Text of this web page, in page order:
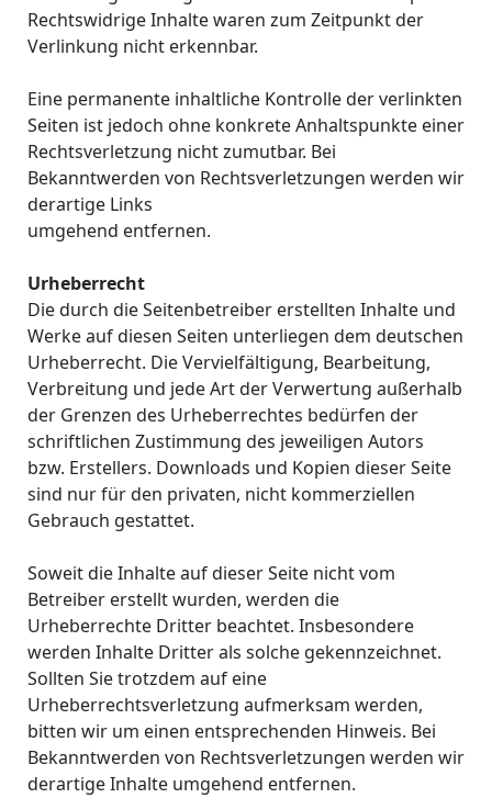
Rechtswidrige Inhalte waren zum Zeitpunkt der
Verlinkung nicht erkennbar.
Eine permanente inhaltliche Kontrolle der verlinkten
Seiten ist jedoch ohne konkrete Anhaltspunkte einer
Rechtsverletzung nicht zumutbar. Bei
Bekanntwerden von Rechtsverletzungen werden wir
derartige Links
umgehend entfernen.
Urheberrecht
Die durch die Seitenbetreiber erstellten Inhalte und
Werke auf diesen Seiten unterliegen dem deutschen
Urheberrecht. Die Vervielfältigung, Bearbeitung,
Verbreitung und jede Art der Verwertung außerhalb
der Grenzen des Urheberrechtes bedürfen der
schriftlichen Zustimmung des jeweiligen Autors
bzw. Erstellers. Downloads und Kopien dieser Seite
sind nur für den privaten, nicht kommerziellen
Gebrauch gestattet.
Soweit die Inhalte auf dieser Seite nicht vom
Betreiber erstellt wurden, werden die
Urheberrechte Dritter beachtet. Insbesondere
werden Inhalte Dritter als solche gekennzeichnet.
Sollten Sie trotzdem auf eine
Urheberrechtsverletzung aufmerksam werden,
bitten wir um einen entsprechenden Hinweis. Bei
Bekanntwerden von Rechtsverletzungen werden wir
derartige Inhalte umgehend entfernen.